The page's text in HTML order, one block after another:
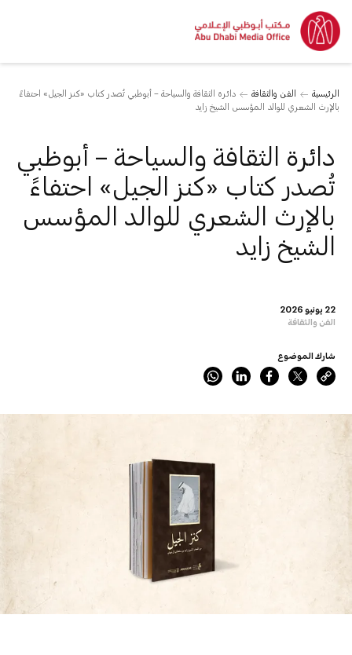
الرئيسية الفن والثقافة
دائرة الثقافة والسياحة – أبوظبي تُصدر كتاب «كنز الجيل» احتفاءً
بالإرث الشعري للوالد المؤسس الشيخ زايد
22 يونيو 2026
الفن والثقافة
دائرة الثقافة والسياحة – أبوظبي
تُصدر كتاب «كنز الجيل» احتفاءً
بالإرث الشعري للوالد المؤسس
الشيخ زايد
شارك الموضوع